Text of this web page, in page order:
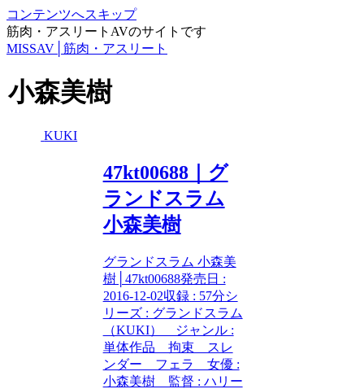
コンテンツへスキップ
筋肉・アスリートAVのサイトです
MISSAV│筋肉・アスリート
小森美樹
KUKI
47kt00688｜グ
ランドスラム
小森美樹
グランドスラム 小森美
樹│47kt00688発売日 :
2016-12-02収録 : 57分シ
リーズ : グランドスラム
（KUKI） ジャンル :
単体作品 拘束 スレ
ンダー フェラ 女優 :
小森美樹 監督 : ハリー